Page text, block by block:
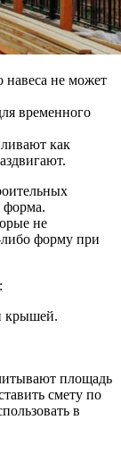
навеса не может
временного
как
форма.
не
форму при
крышей.
площадь
смету по
в